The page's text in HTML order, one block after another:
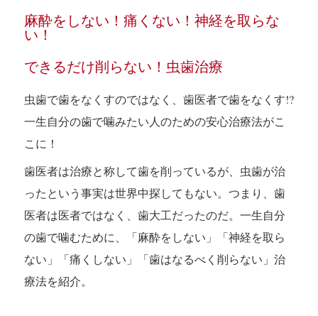
麻酔をしない！痛くない！神経を取らな
い！
できるだけ削らない！虫歯治療
虫歯で歯をなくすのではなく、歯医者で歯をなくす!?
一生自分の歯で噛みたい人のための安心治療法がこ
こに！
歯医者は治療と称して歯を削っているが、虫歯が治
ったという事実は世界中探してもない。つまり、歯
医者は医者ではなく、歯大工だったのだ。一生自分
の歯で噛むために、「麻酔をしない」「神経を取ら
ない」「痛くしない」「歯はなるべく削らない」治
療法を紹介。